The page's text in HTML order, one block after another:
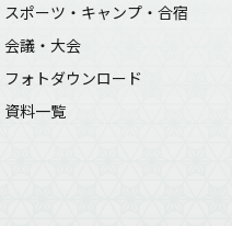
スポーツ・キャンプ・合宿
会議・大会
フォトダウンロード
資料一覧